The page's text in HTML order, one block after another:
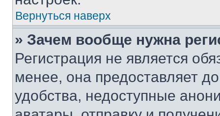
Вернуться наверх
» Зачем вообще нужна
Регистрация не является
менее, она предоставляет
удобства, недоступные